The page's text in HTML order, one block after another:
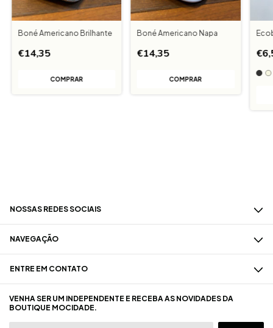
Boné Americano Brilhante
€14,35
COMPRAR
Boné Americano Napa
€14,35
NOSSAS REDES SOCIAIS
NAVEGAÇÃO
ENTRE EM CONTATO
VENHA SER UM INDEPENDENTE E RECEBA AS NOVIDADES DA
BOUTIQUE MOCIDADE.